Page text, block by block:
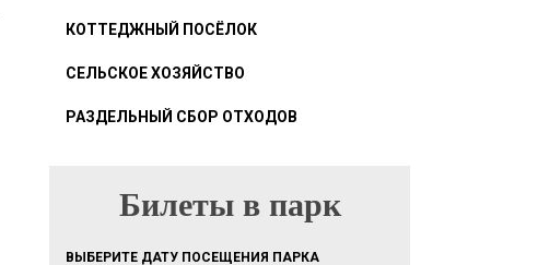
КОТТЕДЖНЫЙ ПОСЁЛОК
СЕЛЬСКОЕ ХОЗЯЙСТВО
РАЗДЕЛЬНЫЙ СБОР ОТХОДОВ
БИЛЕТЫ В ПАРК
Билеты в парк
ВЫБЕРИТЕ ДАТУ ПОСЕЩЕНИЯ ПАРКА